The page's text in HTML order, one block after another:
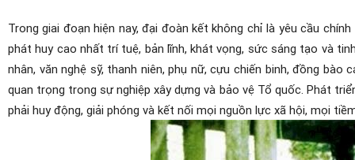
Trong giai đoạn hiện nay, đại đoàn kết không chỉ là yêu cầu
phát huy cao nhất trí tuệ, bản lĩnh, khát vọng, sức sáng tạo và
nhân, văn nghệ sỹ, thanh niên, phụ nữ, cựu chiến binh, đồng
quan trọng trong sự nghiệp xây dựng và bảo vệ Tổ quốc. Phát
phải huy động, giải phóng và kết nối mọi nguồn lực xã hội, mọi